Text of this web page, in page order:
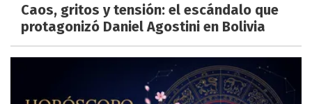
Caos, gritos y tensión: el escándalo que
protagonizó Daniel Agostini en Bolivia